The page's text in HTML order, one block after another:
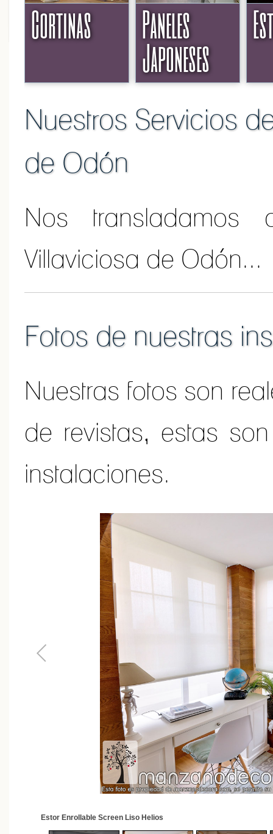
Cortinas Paneles
Japoneses
Nuestros Servicios
de Odón
Nos
Villaviciosa de Odón...
Fotos de nuestras
Nuestras fotos son
de revistas, estas
instalaciones.
Estor Enrollable Screen Liso Helios